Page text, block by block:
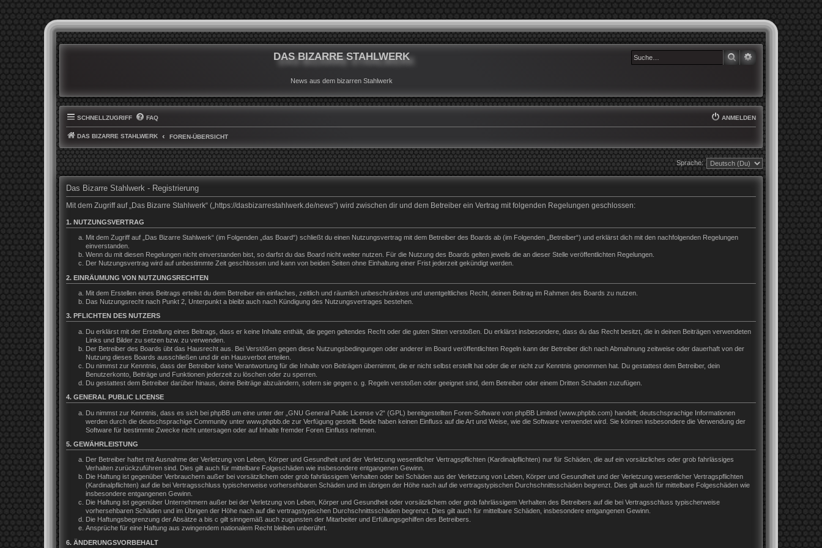
DAS BIZARRE STAHLWERK
News aus dem bizarren Stahlwerk
SUCHE
SCHNELLZUGRIFF FAQ ANMELDEN
DAS BIZARRE STAHLWERK FOREN-ÜBERSICHT
Sprache:
Das Bizarre Stahlwerk - Registrierung
Mit dem Zugriff auf „Das Bizarre Stahlwerk“ („https://dasbizarrestahlwerk.de/news“) wird zwischen dir und dem Betreiber ein Vertrag mit folgenden Regelungen geschlossen:
1. NUTZUNGSVERTRAG
Mit dem Zugriff auf „Das Bizarre Stahlwerk“ (im Folgenden „das Board“) schließt du einen Nutzungsvertrag mit dem Betreiber des Boards ab (im Folgenden „Betreiber“) und erklärst dich mit den nachfolgenden Regelungen
einverstanden.
Wenn du mit diesen Regelungen nicht einverstanden bist, so darfst du das Board nicht weiter nutzen. Für die Nutzung des Boards gelten jeweils die an dieser Stelle veröffentlichten Regelungen.
Der Nutzungsvertrag wird auf unbestimmte Zeit geschlossen und kann von beiden Seiten ohne Einhaltung einer Frist jederzeit gekündigt werden.
2. EINRÄUMUNG VON NUTZUNGSRECHTEN
Mit dem Erstellen eines Beitrags erteilst du dem Betreiber ein einfaches, zeitlich und räumlich unbeschränktes und unentgeltliches Recht, deinen Beitrag im Rahmen des Boards zu nutzen.
Das Nutzungsrecht nach Punkt 2, Unterpunkt a bleibt auch nach Kündigung des Nutzungsvertrages bestehen.
3. PFLICHTEN DES NUTZERS
Du erklärst mit der Erstellung eines Beitrags, dass er keine Inhalte enthält, die gegen geltendes Recht oder die guten Sitten verstoßen. Du erklärst insbesondere, dass du das Recht besitzt, die in deinen Beiträgen verwendeten
Links und Bilder zu setzen bzw. zu verwenden.
Der Betreiber des Boards übt das Hausrecht aus. Bei Verstößen gegen diese Nutzungsbedingungen oder anderer im Board veröffentlichten Regeln kann der Betreiber dich nach Abmahnung zeitweise oder dauerhaft von der
Nutzung dieses Boards ausschließen und dir ein Hausverbot erteilen.
Du nimmst zur Kenntnis, dass der Betreiber keine Verantwortung für die Inhalte von Beiträgen übernimmt, die er nicht selbst erstellt hat oder die er nicht zur Kenntnis genommen hat. Du gestattest dem Betreiber, dein
Benutzerkonto, Beiträge und Funktionen jederzeit zu löschen oder zu sperren.
Du gestattest dem Betreiber darüber hinaus, deine Beiträge abzuändern, sofern sie gegen o. g. Regeln verstoßen oder geeignet sind, dem Betreiber oder einem Dritten Schaden zuzufügen.
4. GENERAL PUBLIC LICENSE
Du nimmst zur Kenntnis, dass es sich bei phpBB um eine unter der „ GNU General Public License v2“ (GPL) bereitgestellten Foren-Software von phpBB Limited (www.phpbb.com) handelt; deutschsprachige Informationen
werden durch die deutschsprachige Community unter www.phpbb.de zur Verfügung gestellt. Beide haben keinen Einfluss auf die Art und Weise, wie die Software verwendet wird. Sie können insbesondere die Verwendung der
Software für bestimmte Zwecke nicht untersagen oder auf Inhalte fremder Foren Einfluss nehmen.
5. GEWÄHRLEISTUNG
Der Betreiber haftet mit Ausnahme der Verletzung von Leben, Körper und Gesundheit und der Verletzung wesentlicher Vertragspflichten (Kardinalpflichten) nur für Schäden, die auf ein vorsätzliches oder grob fahrlässiges
Verhalten zurückzuführen sind. Dies gilt auch für mittelbare Folgeschäden wie insbesondere entgangenen Gewinn.
Die Haftung ist gegenüber Verbrauchern außer bei vorsätzlichem oder grob fahrlässigem Verhalten oder bei Schäden aus der Verletzung von Leben, Körper und Gesundheit und der Verletzung wesentlicher Vertragspflichten
(Kardinalpflichten) auf die bei Vertragsschluss typischerweise vorhersehbaren Schäden und im übrigen der Höhe nach auf die vertragstypischen Durchschnittsschäden begrenzt. Dies gilt auch für mittelbare Folgeschäden wie
insbesondere entgangenen Gewinn.
Die Haftung ist gegenüber Unternehmern außer bei der Verletzung von Leben, Körper und Gesundheit oder vorsätzlichem oder grob fahrlässigem Verhalten des Betreibers auf die bei Vertragsschluss typischerweise
vorhersehbaren Schäden und im Übrigen der Höhe nach auf die vertragstypischen Durchschnittsschäden begrenzt. Dies gilt auch für mittelbare Schäden, insbesondere entgangenen Gewinn.
Die Haftungsbegrenzung der Absätze a bis c gilt sinngemäß auch zugunsten der Mitarbeiter und Erfüllungsgehilfen des Betreibers.
Ansprüche für eine Haftung aus zwingendem nationalem Recht bleiben unberührt.
6. ÄNDERUNGSVORBEHALT